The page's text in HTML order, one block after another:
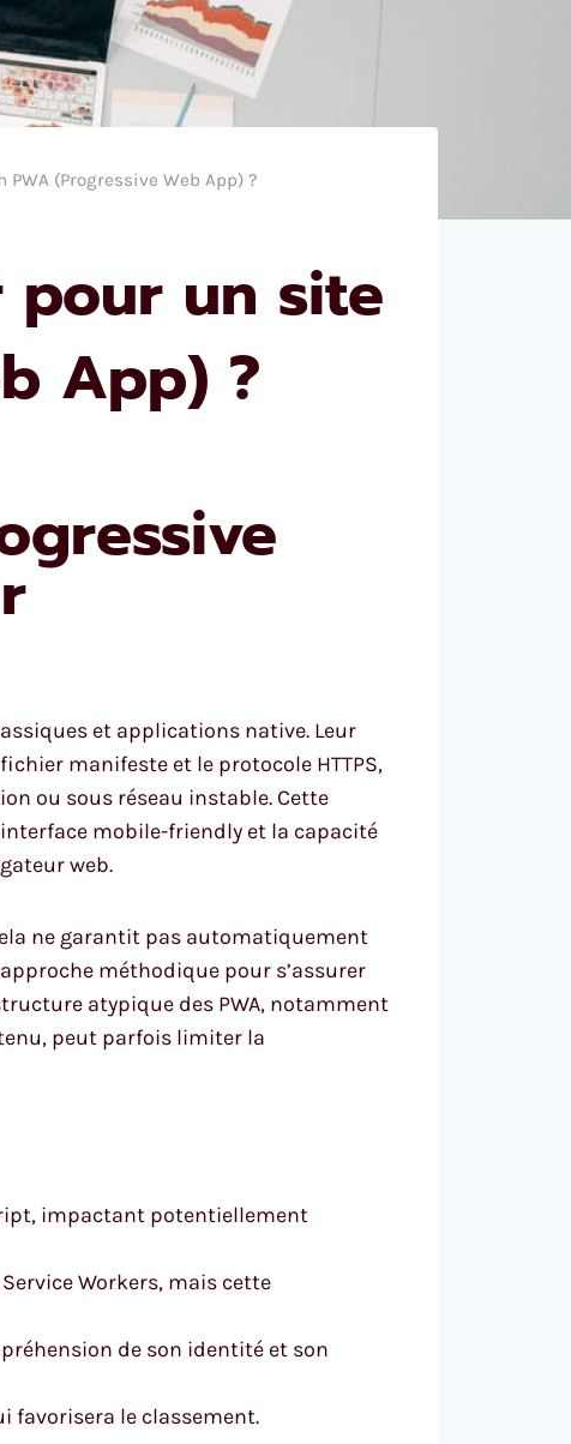
(Progressive Web App) ?
pour un site
App) ?
et applications native. Leur
manifeste et le protocole HTTPS,
ou sous réseau instable. Cette
mobile-friendly et la capacité
web.
ne garantit pas automatiquement
méthodique pour s’assurer
atypique des PWA, notamment
peut parfois limiter la
impactant potentiellement
Workers, mais cette
de son identité et son
favorisera le classement.